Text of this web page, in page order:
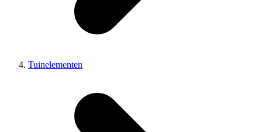
Tuinelementen